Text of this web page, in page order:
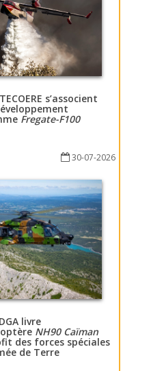
s’associent
Fregate-F100
30-07-2026
livre
NH90 Caïman
des forces spéciales
de Terre